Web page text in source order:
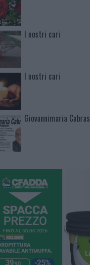
I nostri cari
I nostri cari
Giovannimaria Cabras